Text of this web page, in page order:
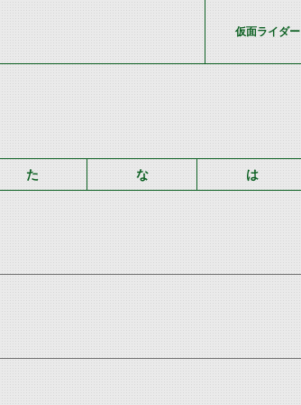
仮面ライダー
た な は